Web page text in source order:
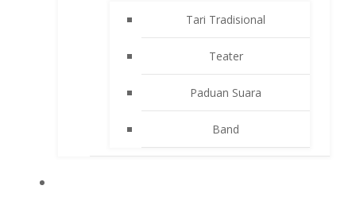
Tari Tradisional
Teater
Paduan Suara
Band